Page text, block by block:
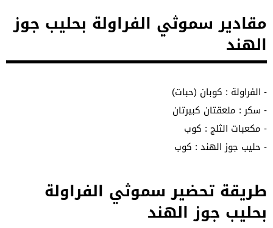
مقادير سموثي الفراولة بحليب جوز
الهند
- الفراولة : كوبان (حبات)
- سكر : ملعقتان كبيرتان
- مكعبات الثلج : كوب
- حليب جوز الهند : كوب
طريقة تحضير سموثي الفراولة
بحليب جوز الهند